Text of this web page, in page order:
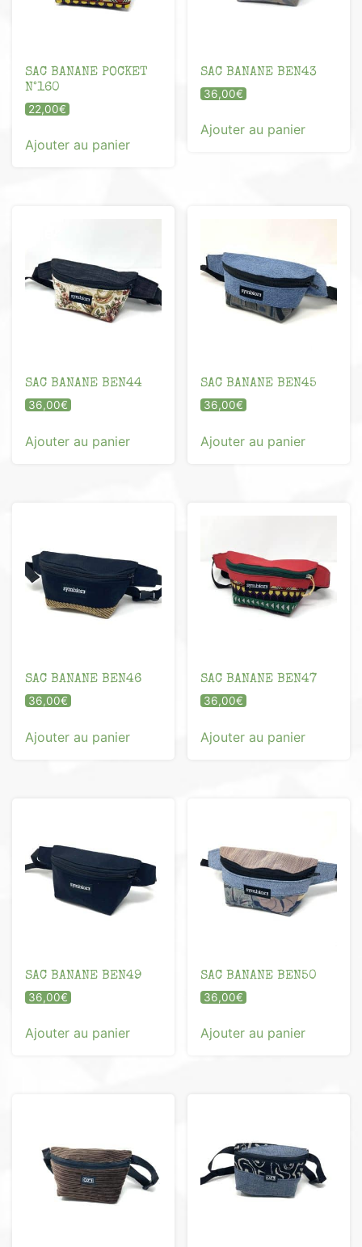
SAC BANANE POCKET
N°160
22,00€
Ajouter au panier
SAC BANANE BEN43
36,00€
Ajouter au panier
SAC BANANE BEN44
36,00€
Ajouter au panier
SAC BANANE BEN45
36,00€
Ajouter au panier
SAC BANANE BEN46
36,00€
Ajouter au panier
SAC BANANE BEN47
36,00€
Ajouter au panier
SAC BANANE BEN49
36,00€
Ajouter au panier
SAC BANANE BEN50
36,00€
Ajouter au panier